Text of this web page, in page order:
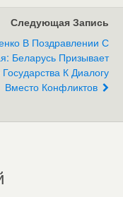
Следующая Запись
В Поздравлении С
Беларусь Призывает
К Диалогу
Вместо Конфликтов